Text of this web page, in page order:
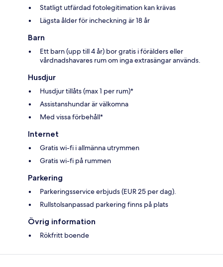
Statligt utfärdad fotolegitimation kan krävas
Lägsta ålder för incheckning är 18 år
Barn
Ett barn (upp till 4 år) bor gratis i förälders eller
vårdnadshavares rum om inga extrasängar används.
Husdjur
Husdjur tillåts (max 1 per rum)*
Assistanshundar är välkomna
Med vissa förbehåll*
Internet
Gratis wi-fi i allmänna utrymmen
Gratis wi-fi på rummen
Parkering
Parkeringsservice erbjuds (EUR 25 per dag).
Rullstolsanpassad parkering finns på plats
Övrig information
Rökfritt boende